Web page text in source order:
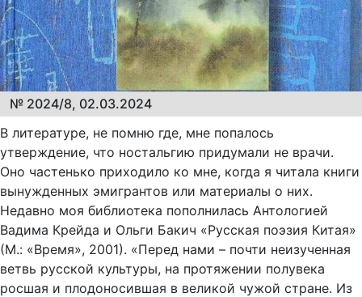
№ 2024/8, 02.03.2024
В литературе, не помню где, мне попалось
утверждение, что ностальгию придумали не врачи.
Оно частенько приходило ко мне, когда я читала книги
вынужденных эмигрантов или материалы о них.
Недавно моя библиотека пополнилась Антологией
Вадима Крейда и Ольги Бакич «Русская поэзия Китая»
(М.: «Время», 2001). «Перед нами – почти неизученная
ветвь русской культуры, на протяжении полувека
росшая и плодоносившая в великой чужой стране. Из